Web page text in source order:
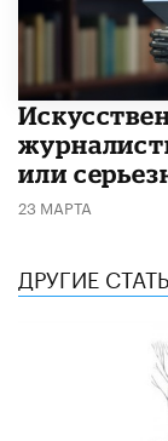
или
23 МАРТА
ДРУГИЕ